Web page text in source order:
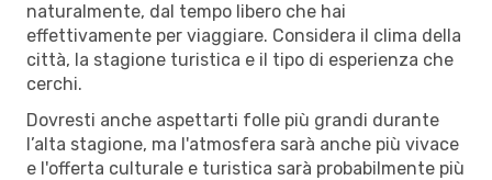
naturalmente, dal tempo libero che hai
effettivamente per viaggiare. Considera il clima della
città, la stagione turistica e il tipo di esperienza che
cerchi.
Dovresti anche aspettarti folle più grandi durante
l’alta stagione, ma l'atmosfera sarà anche più vivace
e l'offerta culturale e turistica sarà probabilmente più